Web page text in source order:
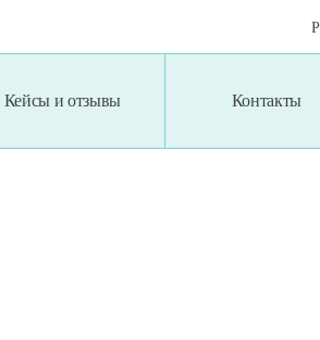
Кейсы и отзывы Контакты